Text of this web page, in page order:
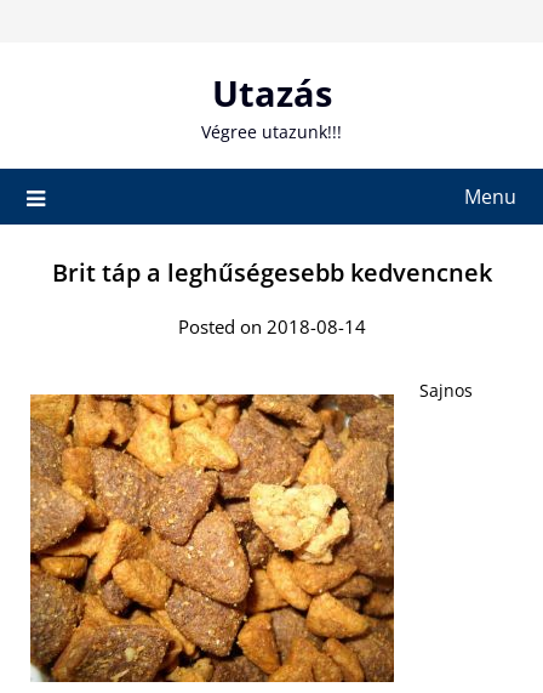
Utazás
Végree utazunk!!!
Menu
Brit táp a leghűségesebb kedvencnek
Posted on 2018-08-14
Sajnos